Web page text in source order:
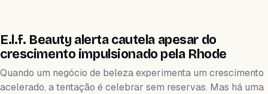
FINANZAS
E.l.f. Beauty alerta cautela apesar do
crescimento impulsionado pela Rhode
Quando um negócio de beleza experimenta um crescimento
acelerado, a tentação é celebrar sem reservas. Mas há uma